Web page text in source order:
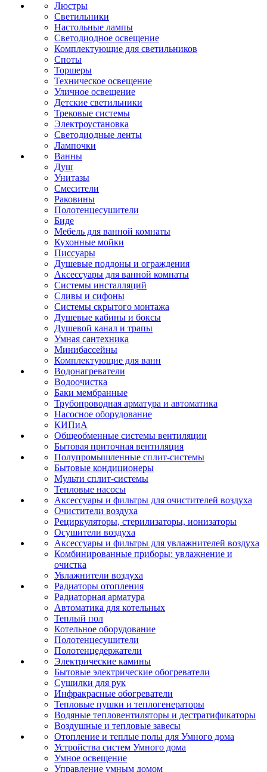
Люстры
Светильники
Настольные лампы
Светодиодное освещение
Комплектующие для светильников
Споты
Торшеры
Техническое освещение
Уличное освещение
Детские светильники
Трековые системы
Электроустановка
Светодиодные ленты
Лампочки
Ванны
Душ
Унитазы
Смесители
Раковины
Полотенцесушители
Биде
Мебель для ванной комнаты
Кухонные мойки
Писсуары
Душевые поддоны и ограждения
Аксессуары для ванной комнаты
Системы инсталляций
Сливы и сифоны
Системы скрытого монтажа
Душевые кабины и боксы
Душевой канал и трапы
Умная сантехника
Минибассейны
Комплектующие для ванн
Водонагреватели
Водоочистка
Баки мембранные
Трубопроводная арматура и автоматика
Насосное оборудование
КИПиА
Общеобменные системы вентиляции
Бытовая приточная вентиляция
Полупромышленные сплит-системы
Бытовые кондиционеры
Мульти сплит-системы
Тепловые насосы
Аксессуары и фильтры для очистителей воздуха
Очистители воздуха
Рециркуляторы, стерилизаторы, ионизаторы
Осушители воздуха
Аксессуары и фильтры для увлажнителей воздуха
Комбинированные приборы: увлажнение и
очистка
Увлажнители воздуха
Радиаторы отопления
Радиаторная арматура
Автоматика для котельных
Теплый пол
Котельное оборудование
Полотенцесушители
Полотенцедержатели
Электрические камины
Бытовые электрические обогреватели
Сушилки для рук
Инфракрасные обогреватели
Тепловые пушки и теплогенераторы
Водяные тепловентиляторы и дестратификаторы
Воздушные и тепловые завесы
Отопление и теплые полы для Умного дома
Устройства систем Умного дома
Умное освещение
Управление умным домом